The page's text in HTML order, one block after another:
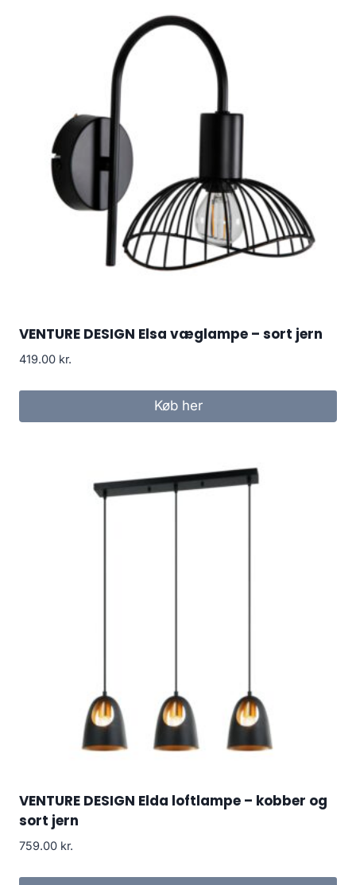
VENTURE DESIGN Elsa væglampe – sort jern
419.00 kr.
Køb her
VENTURE DESIGN Elda loftlampe – kobber og
sort jern
759.00 kr.